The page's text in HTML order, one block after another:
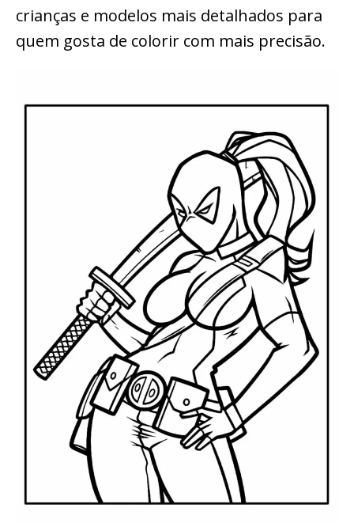
crianças e modelos mais detalhados para
quem gosta de colorir com mais precisão.